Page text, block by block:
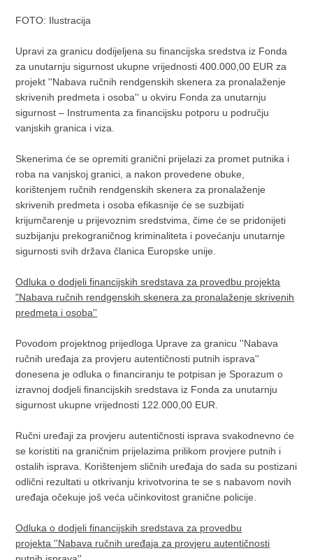
FOTO: Ilustracija
Upravi za granicu dodijeljena su financijska sredstva iz Fonda
za unutarnju sigurnost ukupne vrijednosti 400.000,00 EUR za
projekt ''Nabava ručnih rendgenskih skenera za pronalaženje
skrivenih predmeta i osoba'' u okviru Fonda za unutarnju
sigurnost – Instrumenta za financijsku potporu u području
vanjskih granica i viza.
Skenerima će se opremiti granični prijelazi za promet putnika i
roba na vanjskoj granici, a nakon provedene obuke,
korištenjem ručnih rendgenskih skenera za pronalaženje
skrivenih predmeta i osoba efikasnije će se suzbijati
krijumčarenje u prijevoznim sredstvima, čime će se pridonijeti
suzbijanju prekograničnog kriminaliteta i povećanju unutarnje
sigurnosti svih država članica Europske unije.
Odluka o dodjeli financijskih sredstava za provedbu projekta
"Nabava ručnih rendgenskih skenera za pronalaženje skrivenih
predmeta i osoba''
Povodom projektnog prijedloga Uprave za granicu ''Nabava
ručnih uređaja za provjeru autentičnosti putnih isprava''
donesena je odluka o financiranju te potpisan je Sporazum o
izravnoj dodjeli financijskih sredstava iz Fonda za unutarnju
sigurnost ukupne vrijednosti 122.000,00 EUR.
Ručni uređaji za provjeru autentičnosti isprava svakodnevno će
se koristiti na graničnim prijelazima prilikom provjere putnih i
ostalih isprava. Korištenjem sličnih uređaja do sada su postizani
odlični rezultati u otkrivanju krivotvorina te se s nabavom novih
uređaja očekuje još veća učinkovitost granične policije.
Odluka o dodjeli financijskih sredstava za provedbu
projekta ''Nabava ručnih uređaja za provjeru autentičnosti